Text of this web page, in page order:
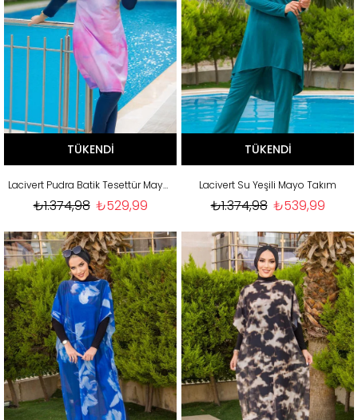
TÜKENDI
Lacivert Pudra Batik Tesettür Mayo Takım
₺529,99
₺1.374,98
TÜKENDI
Lacivert Su Yeşili Mayo Takım
₺539,99
₺1.374,98